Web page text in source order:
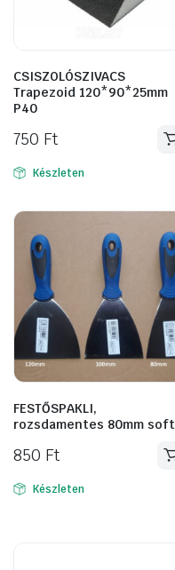
CSISZOLÓSZIVACS
Trapezoid 120*90*25mm
P40
750 Ft
Készleten
FESTŐSPAKLI,
rozsdamentes 80mm soft
850 Ft
Készleten